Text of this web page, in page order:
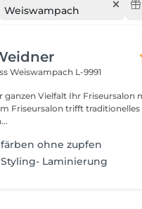
Weiswampach
Weiswampach L-9991
Friseursalon mit Rundum-
ohne zupfen
Laminierung